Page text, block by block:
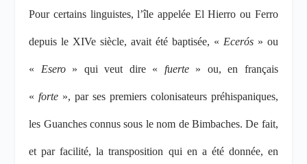
Pour certains linguistes, l’île appelée El Hierro ou Ferro
depuis le XIVe siècle, avait été baptisée, « Ecerós» ou
« Esero» qui veut dire « fuerte» ou, en français
«forte », par ses premiers colonisateurs préhispaniques,
les Guanches connus sous le nom de Bimbaches. De fait,
et par facilité, la transposition qui en a été donnée, en